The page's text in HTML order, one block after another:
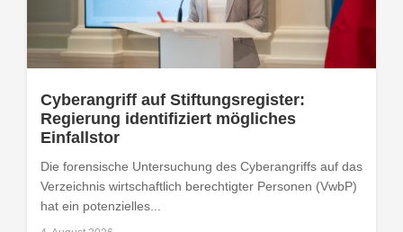
Cyberangriff auf Stiftungsregister:
Regierung identifiziert mögliches
Einfallstor
Die forensische Untersuchung des Cyberangriffs auf das
Verzeichnis wirtschaftlich berechtigter Personen (VwbP)
hat ein potenzielles...